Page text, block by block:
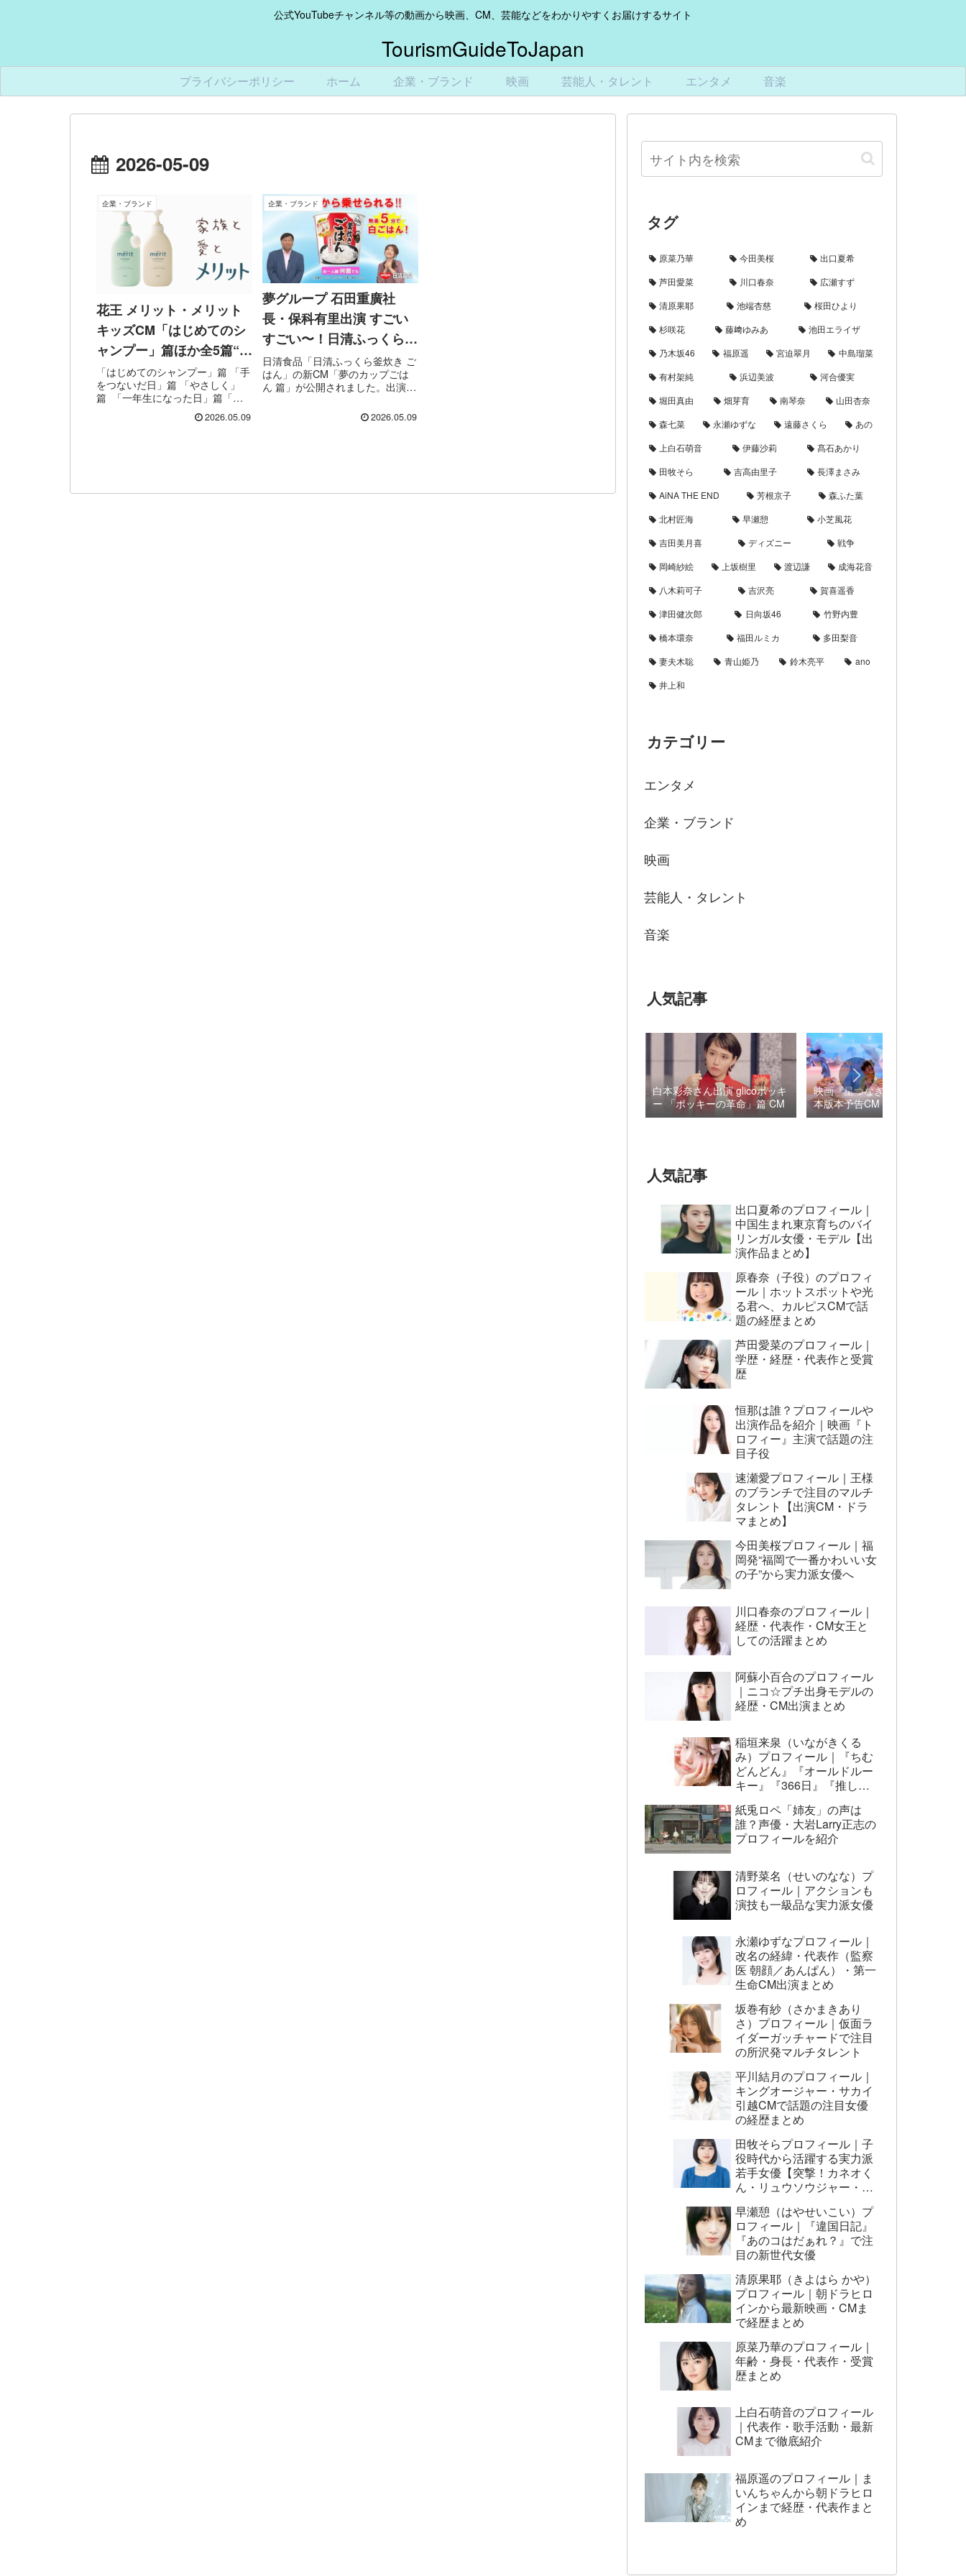
公式YouTubeチャンネル等の動画から映画、CM、芸能などをわかりやすくお届けするサイト
TourismGuideToJapan
プライバシーポリシー ホーム 企業・ブランド 映画 芸能人・タレント エンタメ 音楽
2026-05-09
企業・ブランド
花王 メリット・メリット
キッズCM「はじめてのシ
ャンプー」篇ほか全5篇“家
族と愛とメリット”シリー
ズの優しい世界｜楽曲:椎
「はじめてのシャンプー」篇 「手
をつないだ日」篇 「やさしく」
篇 「一年生になった日」篇「は
じめて料理をした日」篇花王「メ
リット」の新CMシリーズ「家族
2026.05.09
企業・ブランド
夢グループ 石田重廣社
長・保科有里出演 すごい
すごい〜！日清ふっくら釜
炊きごはんCM「夢のカッ
プごはん 篇」
日清食品「日清ふっくら釜炊き ご
はん」の新CM「夢のカップごは
ん 篇」が公開されました。出演し
じみの石田重廣社長と保科有里さ
ん。CMでは、熱湯を注いで5分で
2026.05.09
タグ
原菜乃華 今田美桜
出口夏希
芦田愛菜
川口春奈
広瀬すず
清原果耶
池端杏慈
桜田ひより
杉咲花
藤﨑ゆみあ
池田エライザ
乃木坂46
福原遥 宮迫翠月
中島瑠菜
有村架純
浜辺美波
河合優実
堀田真由
畑芽育 南琴奈
山田杏奈
森七菜
永瀬ゆずな 遠藤さくら
あの
上白石萌音
伊藤沙莉
髙石あかり
田牧そら
吉高由里子
長澤まさみ
AiNA THE END
芳根京子
森ふた葉
北村匠海
早瀬憩
小芝風花
吉田美月喜
ディズニー
戦争
岡崎紗絵
上坂樹里 渡辺謙
成海花音
八木莉可子
吉沢亮
賀喜遥香
津田健次郎
日向坂46
竹野内豊
橋本環奈
福田ルミカ
多田梨音
妻夫木聡
青山姫乃 鈴木亮平
ano
井上和
カテゴリー
エンタメ
企業・ブランド
映画
芸能人・タレント
音楽
人気記事
白本彩奈さん出演 glicoポッキ
ー 「ポッキーの革命」篇 CM
映画『星つなぎのエリオ』日
本版本予告CM 音楽 ロブ・
シモンセン /
人気記事
出口夏希のプロフィール｜
中国生まれ東京育ちのバイ
リンガル女優・モデル【出
演作品まとめ】
原春奈（子役）のプロフィ
ール｜ホットスポットや光
る君へ、カルピスCMで話
題の経歴まとめ
芦田愛菜のプロフィール｜
学歴・経歴・代表作と受賞
歴
恒那は誰？プロフィールや
出演作品を紹介｜映画『ト
ロフィー』主演で話題の注
目子役
速瀬愛プロフィール｜王様
のブランチで注目のマルチ
タレント【出演CM・ドラ
マまとめ】
今田美桜プロフィール｜福
岡発“福岡で一番かわいい女
の子”から実力派女優へ
川口春奈のプロフィール｜
経歴・代表作・CM女王と
しての活躍まとめ
阿蘇小百合のプロフィール
｜ニコ☆プチ出身モデルの
経歴・CM出演まとめ
稲垣来泉（いながきくる
み）プロフィール｜『ちむ
どんどん』『オールドルー
キー』『366日』『推しの
紙兎ロペ「姉友」の声は
誰？声優・大岩Larry正志の
プロフィールを紹介
清野菜名（せいのなな）プ
ロフィール｜アクションも
演技も一級品な実力派女優
永瀬ゆずなプロフィール｜
改名の経緯・代表作（監察
医 朝顔／あんぱん）・第一
生命CM出演まとめ
坂巻有紗（さかまきあり
さ）プロフィール｜仮面ラ
イダーガッチャードで注目
の所沢発マルチタレント
平川結月のプロフィール｜
キングオージャー・サカイ
引越CMで話題の注目女優
の経歴まとめ
田牧そらプロフィール｜子
役時代から活躍する実力派
若手女優【突撃！カネオく
ん・リュウソウジャー・映
早瀬憩（はやせいこい）プ
ロフィール｜『違国日記』
『あのコはだぁれ？』で注
目の新世代女優
清原果耶（きよはら かや）
プロフィール｜朝ドラヒロ
インから最新映画・CMま
で経歴まとめ
原菜乃華のプロフィール｜
年齢・身長・代表作・受賞
歴まとめ
上白石萌音のプロフィール
｜代表作・歌手活動・最新
CMまで徹底紹介
福原遥のプロフィール｜ま
いんちゃんから朝ドラヒロ
インまで経歴・代表作まと
め